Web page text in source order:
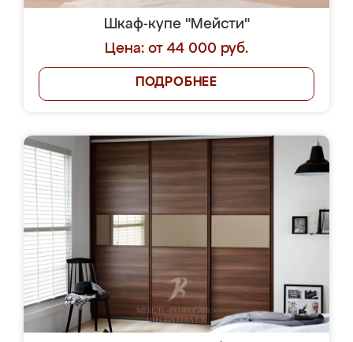
Шкаф-купе "Мейсти"
Цена: от 44 000 руб.
ПОДРОБНЕЕ